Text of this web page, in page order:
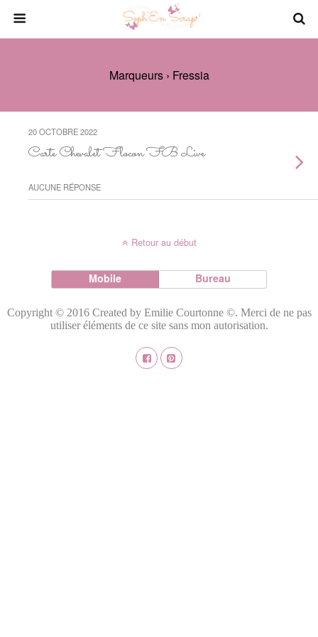
Marqueurs › Fressia
20 OCTOBRE 2022
Carte Chevalet Flocon FB Live
AUCUNE RÉPONSE
Retour au début
Mobile Bureau
Copyright © 2016 Created by Emilie Courtonne ©. Merci de ne pas
utiliser éléments de ce site sans mon autorisation.